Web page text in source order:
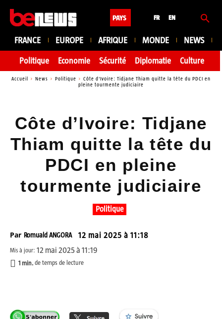
PAYS FR EN
FRANCE EUROPE AFRIQUE MONDE NEWS
Politique Economie Sécurité Diplomatie Culture
Accueil News Politique
Côte d'Ivoire: Tidjane Thiam quitte la tête du PDCI en
pleine tourmente judiciaire
Côte d’Ivoire: Tidjane
Thiam quitte la tête du
PDCI en pleine
tourmente judiciaire
Politique
Par Romuald ANGORA 12 mai 2025 à 11:18
Mis à jour: 12 mai 2025 à 11:19
1 min. de temps de lecture